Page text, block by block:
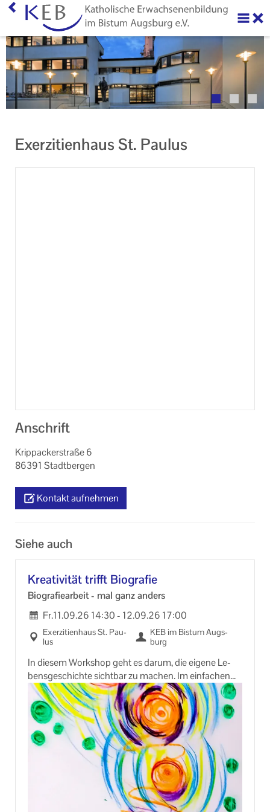
Exerzitienhaus St. Paulus
Anschrift
Krippackerstraße 6
86391 Stadtbergen
Kontakt aufnehmen
Siehe auch
Krea­ti­vi­tät trifft Bio­gra­fie
Bio­gra­fie­ar­beit - mal ganz an­ders
Fr.11.09.26 14:30- 12.09.26 17:00
Ex­er­zi­ti­en­haus St. Pau­
lus
KEB im Bis­tum Augs­
burg
In die­sem Work­shop geht es darum, die ei­ge­ne Le­
bens­ge­schich­te sicht­bar zu ma­chen. Im ein­fa­chen
Tun mit den Hän­den wer­den ver­schie­de­ne Ma­te­ria­li­
en be­ar­bei­tet.
Werke ent­ste­hen, die von mei­nem Leben in einer be­
son­de­ren Weise er­zäh­len.
Das Se­mi­nar ist ge­eig­net für haupt­be­ruf­lich oder eh­
ren­amt­lich En­ga­gier­te aus so­zia­len, päd­ago­gi­schen
oder theo­lo­gi­schen Be­rei­chen, die auf das Thema
Home
Über uns
Neuigkeiten
Ihr Kontakt zu uns